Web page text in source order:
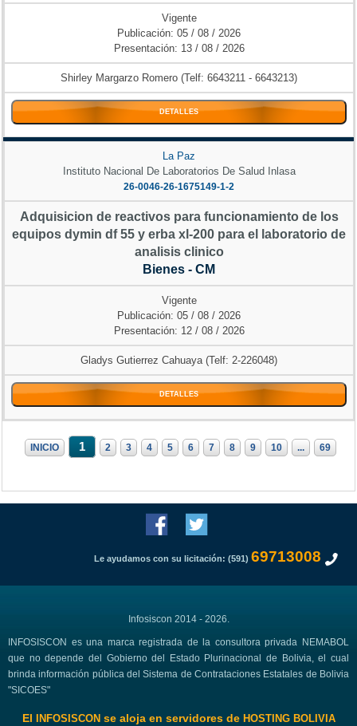
Vigente
Publicación: 05 / 08 / 2026
Presentación: 13 / 08 / 2026
Shirley Margarzo Romero (Telf: 6643211 - 6643213)
DETALLES
La Paz
Instituto Nacional De Laboratorios De Salud Inlasa
26-0046-26-1675149-1-2
Adquisicion de reactivos para funcionamiento de los
equipos dymin df 55 y erba xl-200 para el laboratorio de
analisis clinico
Bienes - CM
Vigente
Publicación: 05 / 08 / 2026
Presentación: 12 / 08 / 2026
Gladys Gutierrez Cahuaya (Telf: 2-226048)
DETALLES
INICIO 1 2 3 4 5 6 7 8 9 10 ... 69
Le ayudamos con su licitación: (591) 69713008
Infosiscon 2014 - 2026.
INFOSISCON es una marca registrada de la consultora privada NEMABOL
que no depende del Gobierno del Estado Plurinacional de Bolivia, el cual
brinda información pública del Sistema de Contrataciones Estatales de Bolivia
"SICOES"
El INFOSISCONse aloja en servidores de HOSTING BOLIVIA